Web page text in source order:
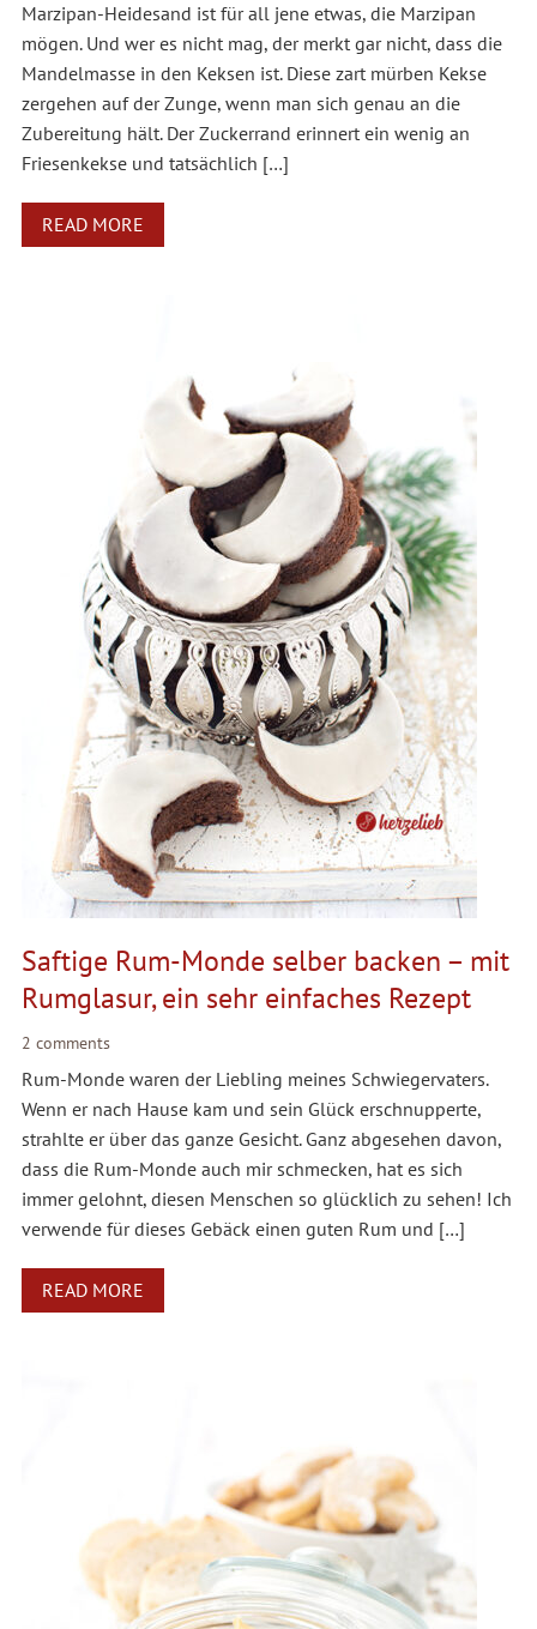
Marzipan-Heidesand ist für all jene etwas, die Marzipan
mögen. Und wer es nicht mag, der merkt gar nicht, dass die
Mandelmasse in den Keksen ist. Diese zart mürben Kekse
zergehen auf der Zunge, wenn man sich genau an die
Zubereitung hält. Der Zuckerrand erinnert ein wenig an
Friesenkekse und tatsächlich […]
READ MORE
Saftige Rum-Monde selber backen – mit
Rumglasur, ein sehr einfaches Rezept
2 comments
Rum-Monde waren der Liebling meines Schwiegervaters.
Wenn er nach Hause kam und sein Glück erschnupperte,
strahlte er über das ganze Gesicht. Ganz abgesehen davon,
dass die Rum-Monde auch mir schmecken, hat es sich
immer gelohnt, diesen Menschen so glücklich zu sehen! Ich
verwende für dieses Gebäck einen guten Rum und […]
READ MORE